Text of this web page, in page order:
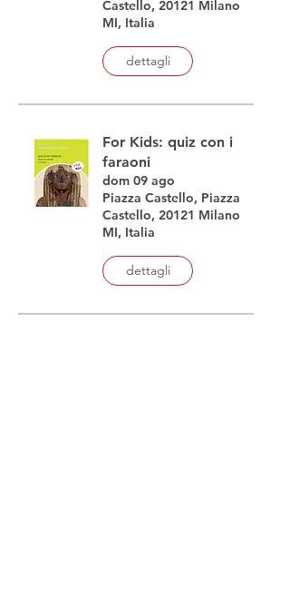
Castello, 20121 Milano
MI, Italia
dettagli
For Kids: quiz con i
faraoni
dom 09 ago
Piazza Castello, Piazza
Castello, 20121 Milano
MI, Italia
dettagli